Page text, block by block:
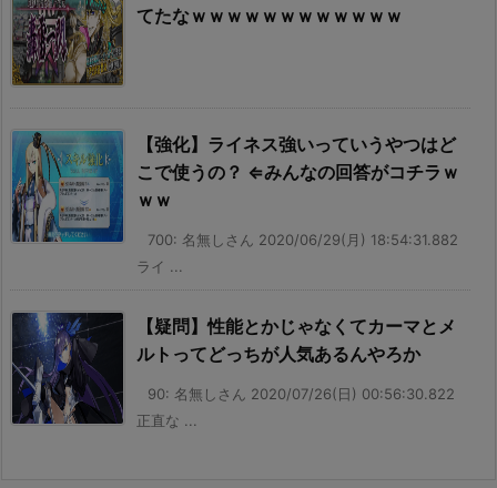
てたなｗｗｗｗｗｗｗｗｗｗｗｗ
【強化】ライネス強いっていうやつはど
こで使うの？ ⇐みんなの回答がコチラｗ
ｗｗ
700: 名無しさん 2020/06/29(月) 18:54:31.882
ライ ...
【疑問】性能とかじゃなくてカーマとメ
ルトってどっちが人気あるんやろか
90: 名無しさん 2020/07/26(日) 00:56:30.822
正直な ...